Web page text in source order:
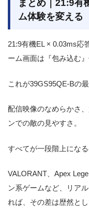
まとめ｜21:9有
ム体験を変える
21:9有機EL × 0.03ms応
ーム画面は『包み込む
これが39GS95QE-Bの
配信映像のなめらかさ
ンでの敵の見やすさ。
すべてが一段階上になる
VALORANT、Apex
ン系ゲームなど、リア
れば、その差は歴然とし